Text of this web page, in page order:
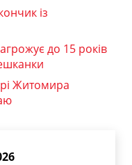
із
до 15 років
Житомира